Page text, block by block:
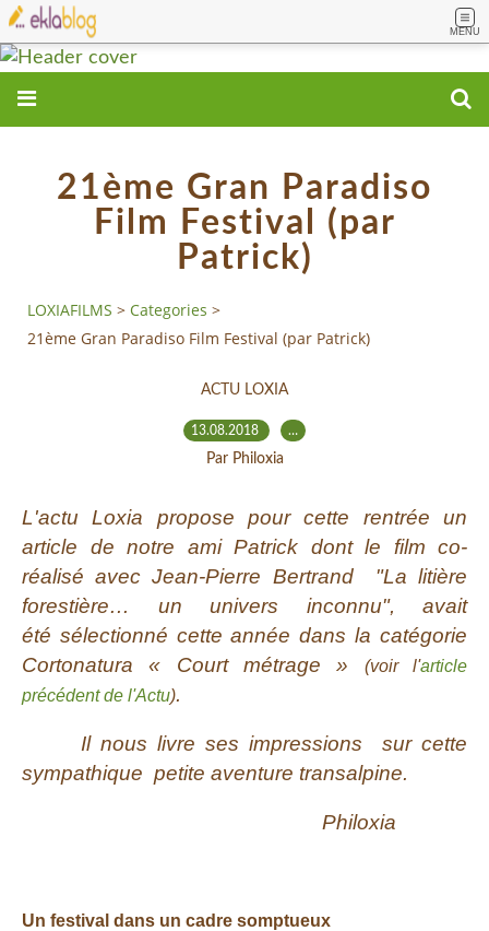
MENU
21ème Gran Paradiso
Film Festival (par
Patrick)
LOXIAFILMS > Categories >
21ème Gran Paradiso Film Festival (par Patrick)
ACTU LOXIA
13.08.2018 …
Par Philoxia
L'actu Loxia
propose pour cette rentrée un
article de notre ami Patrick dont le film co-
réalisé avec Jean-Pierre Bertrand "La litière
forestière… un univers inconnu", avait
été sélectionné cette année dans la catégorie
Cortonatura « Court métrage »
(voir l'article
précédent de l'Actu).
Il nous livre ses impressions sur cette
sympathique petite aventure transalpine.
Philoxia
Un festival dans un cadre somptueux